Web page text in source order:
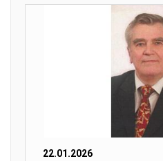
22.01.2026